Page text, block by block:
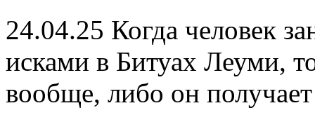
24.04.25 Когда человек
исками в Битуах Леуми,
вообще, либо он